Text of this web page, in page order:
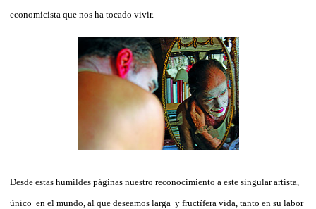
economicista que nos ha tocado vivir.
Desde estas humildes páginas nuestro reconocimiento a este singular artista,
único en el mundo, al que deseamos larga y fructífera vida, tanto en su labor